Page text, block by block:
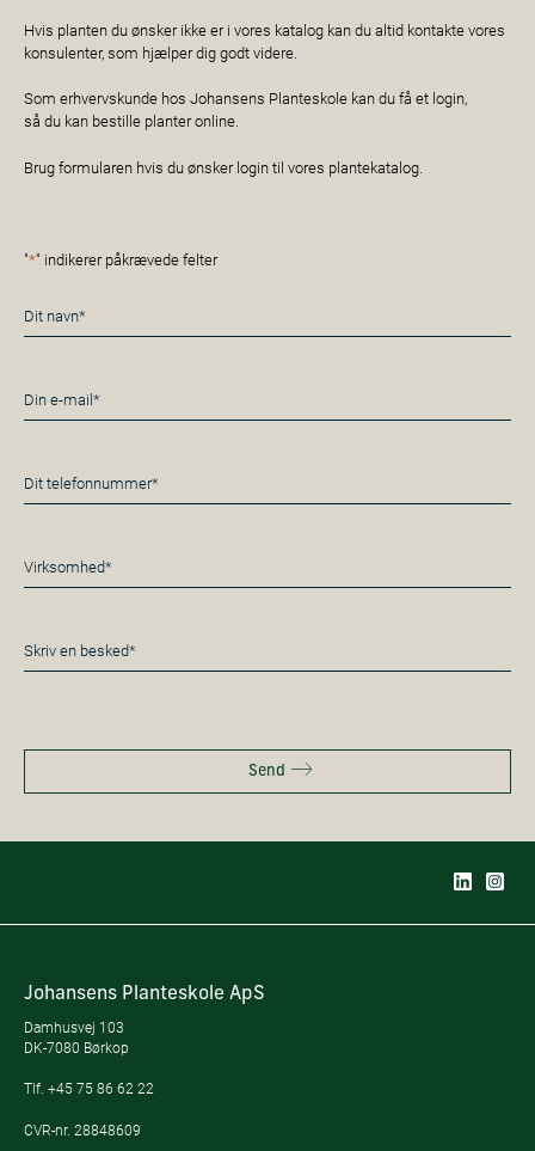
Hvis planten du ønsker ikke er i vores katalog kan du altid kontakte vores
konsulenter, som hjælper dig godt videre.
Som erhvervskunde hos Johansens Planteskole kan du få et login,
så du kan bestille planter online.
Brug formularen hvis du ønsker login til vores plantekatalog.
"*" indikerer påkrævede felter
Navn
*
E-
mail
Telefon
*
Virksomhed*
*
Besked
*
Send
Johansens Planteskole ApS
Damhusvej 103
DK-7080 Børkop
Tlf. +45 75 86 62 22
CVR-nr. 28848609